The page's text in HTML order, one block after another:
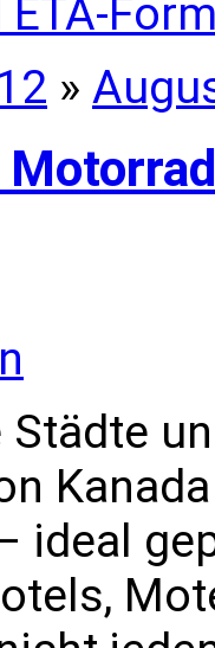
ETA-
»
Städte
ideal